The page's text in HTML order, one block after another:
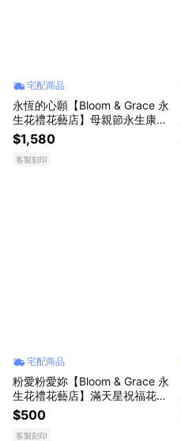
宅配商品
永恆的心願【Bloom & Grace 永
生花禮花藝店】母親節永生康乃
韾小玻璃花盅《可備註填寫卡片
內容》
$1,580
客製刻印
宅配商品
粉愛粉愛妳【Bloom & Grace 永
生花禮花藝店】滿天星祝福花束
《可備註填寫卡片內容》
$500
客製刻印